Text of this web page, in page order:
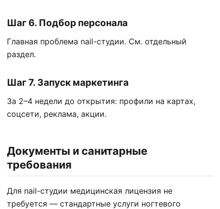
Шаг 6. Подбор персонала
Главная проблема nail-студии. См. отдельный
раздел.
Шаг 7. Запуск маркетинга
За 2–4 недели до открытия: профили на картах,
соцсети, реклама, акции.
Документы и санитарные
требования
Для nail-студии медицинская лицензия не
требуется — стандартные услуги ногтевого